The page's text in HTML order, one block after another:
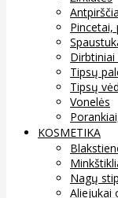
Pincetai,
Dirbtiniai
Tipsų
Tipsų
Vonelės
KOSMETIKA
Nagų
Aliejukai